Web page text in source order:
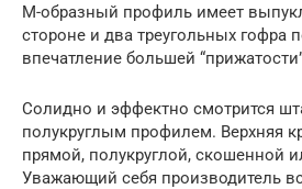
М-образный профиль имеет
стороне и два треугольных гофра
впечатление большей
Солидно и эффектно смотрится
полукруглым профилем. Верхняя
прямой, полукруглой, скошенной
Уважающий себя производитель